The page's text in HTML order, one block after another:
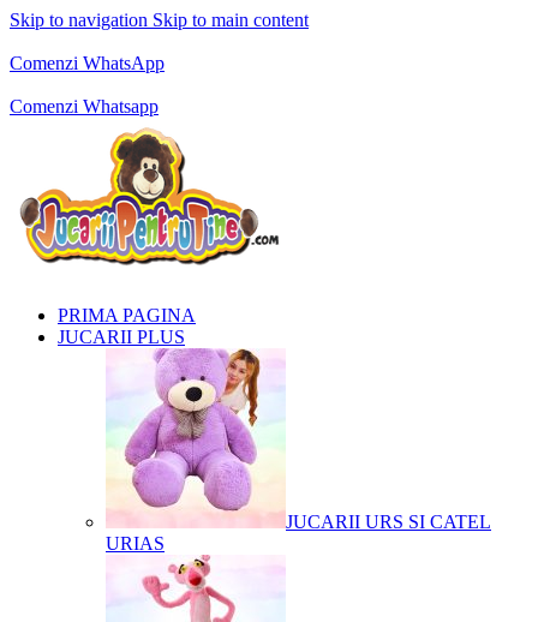
Skip to navigation Skip to main content
Comenzi WhatsApp
Comenzi Whatsapp
PRIMA PAGINA
JUCARII PLUS
JUCARII URS SI CATEL
URIAS